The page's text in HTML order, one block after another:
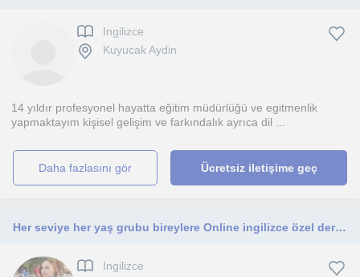
Ingilizce
Kuyucak Aydin
14 yıldır profesyonel hayatta eğitim müdürlüğü ve egitmenlik
yapmaktayım kişisel gelişim ve farkındalık ayrıca dil ...
daha fazlasını gör Ücretsiz iletişime geç
Her seviye her yaş grubu bireylere Online ingilizce özel ders vermekteyim, 16 yıllık tecrübe sahibiyim
Ingilizce